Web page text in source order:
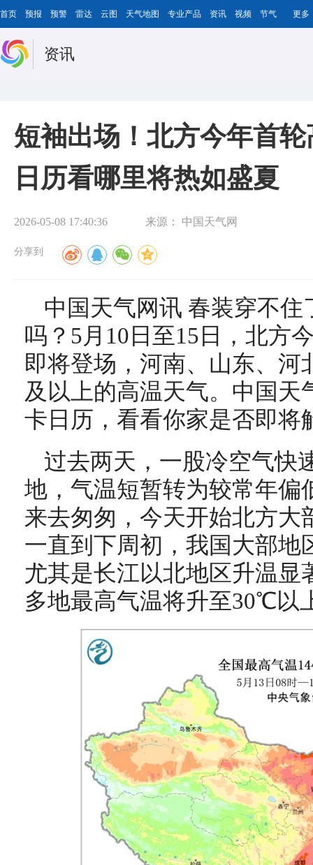
首页 预报 预警 雷达 云图 天气地图 专业产品 资讯 视频 节气 更多
资讯
短袖出场！北方今年首
日历看哪里将热如盛夏
2026-05-08 17:40:36 来源： 中国天气网
分享到
中国天气网讯 春装穿不
吗？5月10日至15日，北方
即将登场，河南、山东、
及以上的高温天气。中国天
卡日历，看看你家是否即将
过去两天，一股冷空气快
地，气温短暂转为较常年偏
来去匆匆，今天开始北方大
一直到下周初，我国大部地
尤其是长江以北地区升温显
多地最高气温将升至30℃以